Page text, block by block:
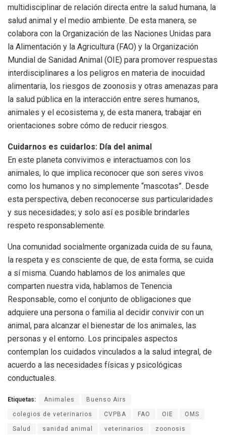
multidisciplinar de relación directa entre la salud humana, la
salud animal y el medio ambiente. De esta manera, se
colabora con la Organización de las Naciones Unidas para
la Alimentación y la Agricultura (FAO) y la Organización
Mundial de Sanidad Animal (OIE) para promover respuestas
interdisciplinares a los peligros en materia de inocuidad
alimentaria, los riesgos de zoonosis y otras amenazas para
la salud pública en la interacción entre seres humanos,
animales y el ecosistema y, de esta manera, trabajar en
orientaciones sobre cómo de reducir riesgos.
Cuidarnos es cuidarlos: Día del animal
En este planeta convivimos e interactuamos con los
animales, lo que implica reconocer que son seres vivos
como los humanos y no simplemente “mascotas”. Desde
esta perspectiva, deben reconocerse sus particularidades
y sus necesidades; y solo así es posible brindarles
respeto responsablemente.
Una comunidad socialmente organizada cuida de su fauna,
la respeta y es consciente de que, de esta forma, se cuida
a sí misma. Cuando hablamos de los animales que
comparten nuestra vida, hablamos de Tenencia
Responsable, como el conjunto de obligaciones que
adquiere una persona o familia al decidir convivir con un
animal, para alcanzar el bienestar de los animales, las
personas y el entorno. Los principales aspectos
contemplan los cuidados vinculados a la salud integral, de
acuerdo a las necesidades físicas y psicológicas
conductuales.
Etiquetas: Animales Buenso Airs
colegios de veterinarios CVPBA FAO OIE OMS
Salud sanidad animal veterinarios zoonosis